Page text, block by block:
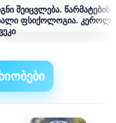
შეიცვლება. წარმატების
ფსიქოლოგია. კეროლ